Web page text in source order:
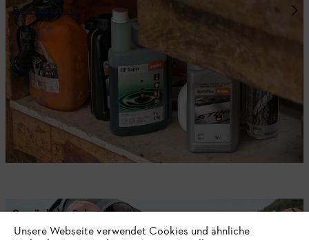
Betriebsstoffe
Persönliche Schutzausrüstung
Unsere Webseite verwendet Cookies und ähnliche